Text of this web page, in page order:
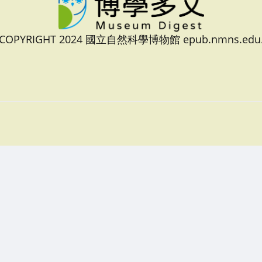
2024 國立自然科學博物館